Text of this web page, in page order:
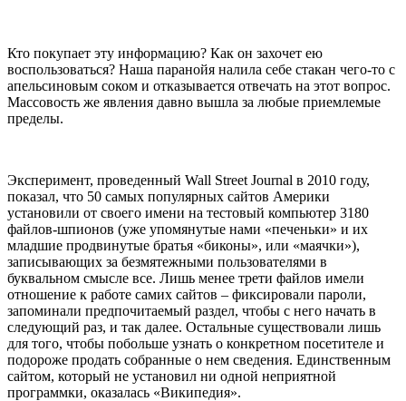
Кто покупает эту информацию? Как он захочет ею
воспользоваться? Наша паранойя налила себе стакан чего-то с
апельсиновым соком и отказывается отвечать на этот вопрос.
Массовость же явления давно вышла за любые приемлемые
пределы.
Эксперимент, проведенный Wall Street Journal в 2010 году,
показал, что 50 самых популярных сайтов Америки
установили от своего имени на тестовый компьютер 3180
файлов-шпионов (уже упомянутые нами «печеньки» и их
младшие продвинутые братья «биконы», или «маячки»),
записывающих за безмятежными пользователями в
буквальном смысле все. Лишь менее трети файлов имели
отношение к работе самих сайтов – фиксировали пароли,
запоминали предпочитаемый раздел, чтобы с него начать в
следующий раз, и так далее. Остальные существовали лишь
для того, чтобы побольше узнать о конкретном посетителе и
подороже продать собранные о нем сведения. Единственным
сайтом, который не установил ни одной неприятной
программки, оказалась «Википедия».